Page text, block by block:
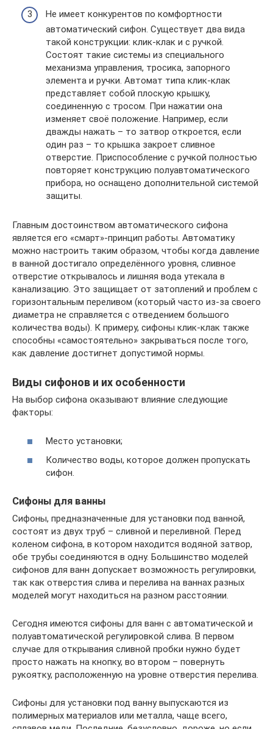
Не имеет конкурентов по комфортности
автоматический сифон. Существует два вида
такой конструкции: клик-клак и с ручкой.
Состоят такие системы из специального
механизма управления, тросика, запорного
элемента и ручки. Автомат типа клик-клак
представляет собой плоскую крышку,
соединенную с тросом. При нажатии она
изменяет своё положение. Например, если
дважды нажать – то затвор откроется, если
один раз – то крышка закроет сливное
отверстие. Приспособление с ручкой полностью
повторяет конструкцию полуавтоматического
прибора, но оснащено дополнительной системой
защиты.
Главным достоинством автоматического сифона
является его «смарт»-принцип работы. Автоматику
можно настроить таким образом, чтобы когда давление
в ванной достигало определённого уровня, сливное
отверстие открывалось и лишняя вода утекала в
канализацию. Это защищает от затоплений и проблем с
горизонтальным переливом (который часто из-за своего
диаметра не справляется с отведением большого
количества воды). К примеру, сифоны клик-клак также
способны «самостоятельно» закрываться после того,
как давление достигнет допустимой нормы.
Виды сифонов и их особенности
На выбор сифона оказывают влияние следующие
факторы:
Место установки;
Количество воды, которое должен пропускать
сифон.
Сифоны для ванны
Сифоны, предназначенные для установки под ванной,
состоят из двух труб – сливной и переливной. Перед
коленом сифона, в котором находится водяной затвор,
обе трубы соединяются в одну. Большинство моделей
сифонов для ванн допускает возможность регулировки,
так как отверстия слива и перелива на ваннах разных
моделей могут находиться на разном расстоянии.
Сегодня имеются сифоны для ванн с автоматической и
полуавтоматической регулировкой слива. В первом
случае для открывания сливной пробки нужно будет
просто нажать на кнопку, во втором – повернуть
рукоятку, расположенную на уровне отверстия перелива.
Сифоны для установки под ванну выпускаются из
полимерных материалов или металла, чаще всего,